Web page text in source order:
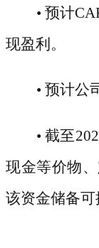
• 预计
现盈利。
• 预计公
• 截至
现金等价物
该资金储备可